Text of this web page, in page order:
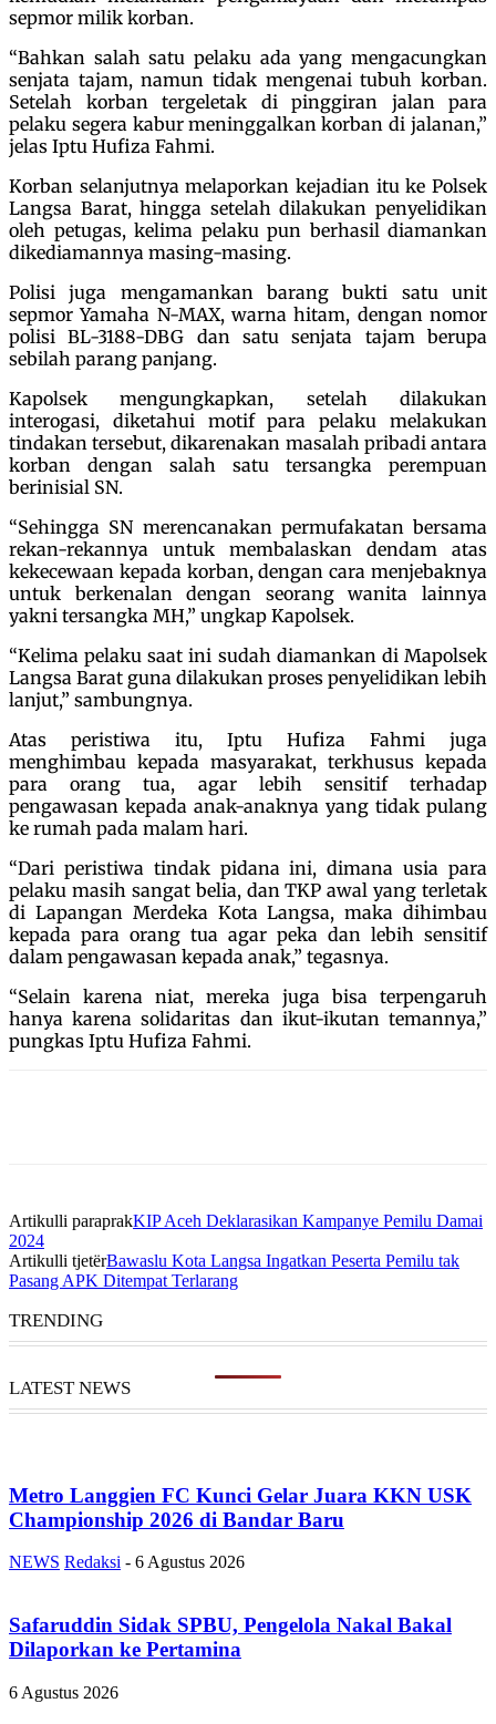
sepmor milik korban.
“Bahkan salah satu pelaku ada yang mengacungkan
senjata tajam, namun tidak mengenai tubuh korban.
Setelah korban tergeletak di pinggiran jalan para
pelaku segera kabur meninggalkan korban di jalanan,”
jelas Iptu Hufiza Fahmi.
Korban selanjutnya melaporkan kejadian itu ke Polsek
Langsa Barat, hingga setelah dilakukan penyelidikan
oleh petugas, kelima pelaku pun berhasil diamankan
dikediamannya masing-masing.
Polisi juga mengamankan barang bukti satu unit
sepmor Yamaha N-MAX, warna hitam, dengan nomor
polisi BL-3188-DBG dan satu senjata tajam berupa
sebilah parang panjang.
Kapolsek mengungkapkan, setelah dilakukan
interogasi, diketahui motif para pelaku melakukan
tindakan tersebut, dikarenakan masalah pribadi antara
korban dengan salah satu tersangka perempuan
berinisial SN.
“Sehingga SN merencanakan permufakatan bersama
rekan-rekannya untuk membalaskan dendam atas
kekecewaan kepada korban, dengan cara menjebaknya
untuk berkenalan dengan seorang wanita lainnya
yakni tersangka MH,” ungkap Kapolsek.
“Kelima pelaku saat ini sudah diamankan di Mapolsek
Langsa Barat guna dilakukan proses penyelidikan lebih
lanjut,” sambungnya.
Atas peristiwa itu, Iptu Hufiza Fahmi juga
menghimbau kepada masyarakat, terkhusus kepada
para orang tua, agar lebih sensitif terhadap
pengawasan kepada anak-anaknya yang tidak pulang
ke rumah pada malam hari.
“Dari peristiwa tindak pidana ini, dimana usia para
pelaku masih sangat belia, dan TKP awal yang terletak
di Lapangan Merdeka Kota Langsa, maka dihimbau
kepada para orang tua agar peka dan lebih sensitif
dalam pengawasan kepada anak,” tegasnya.
“Selain karena niat, mereka juga bisa terpengaruh
hanya karena solidaritas dan ikut-ikutan temannya,”
pungkas Iptu Hufiza Fahmi.
Artikulli paraprakKIP Aceh Deklarasikan Kampanye Pemilu Damai
2024
Artikulli tjetërBawaslu Kota Langsa Ingatkan Peserta Pemilu tak
Pasang APK Ditempat Terlarang
TRENDING
LATEST NEWS
Metro Langgien FC Kunci Gelar Juara KKN USK
Championship 2026 di Bandar Baru
NEWS Redaksi - 6 Agustus 2026
Safaruddin Sidak SPBU, Pengelola Nakal Bakal
Dilaporkan ke Pertamina
6 Agustus 2026